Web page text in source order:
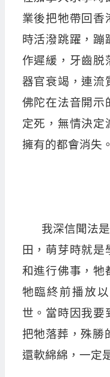
業後把牠帶回香
時活潑跳躍，蹦
作遲緩，牙齒脱
器官衰竭，連流
佛陀在法音開示
定死，無情決定
擁有的都會消失。
我深信聞法
田，萌芽時就是
和進行佛事，牠
牠臨終前播放
世。當時因我要
把牠落葬，殊勝
還軟綿綿，一定